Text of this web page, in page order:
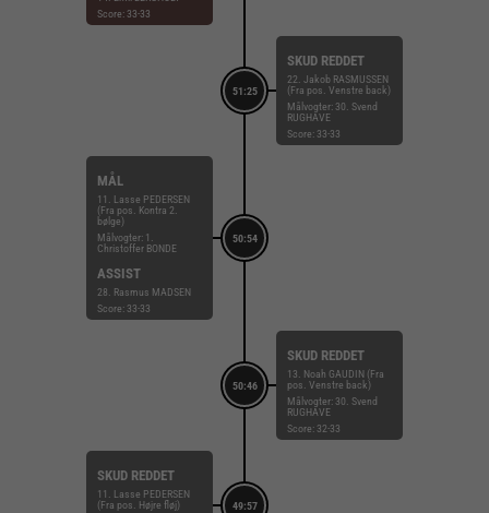
Score: 33-33
51:25
SKUD REDDET
22. Jakob RASMUSSEN
(Fra pos. Venstre back)
Målvogter: 30. Svend
RUGHAVE
Score: 33-33
50:54
MÅL
11. Lasse PEDERSEN
(Fra pos. Kontra 2.
bølge)
Målvogter: 1.
Christoffer BONDE
ASSIST
28. Rasmus MADSEN
Score: 33-33
50:46
SKUD REDDET
13. Noah GAUDIN (Fra
pos. Venstre back)
Målvogter: 30. Svend
RUGHAVE
Score: 32-33
49:57
SKUD REDDET
11. Lasse PEDERSEN
(Fra pos. Højre fløj)